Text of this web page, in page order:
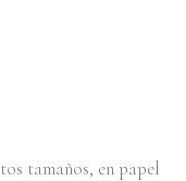
tamaños, en papel